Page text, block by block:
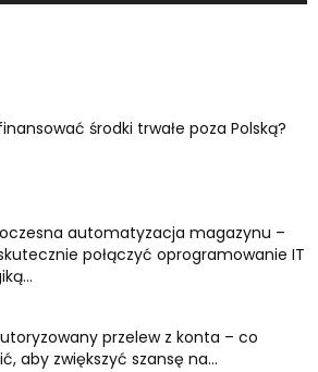
środki trwałe poza Polską?
automatyzacja magazynu –
połączyć oprogramowanie IT
przelew z konta – co
aby zwiększyć szansę na...